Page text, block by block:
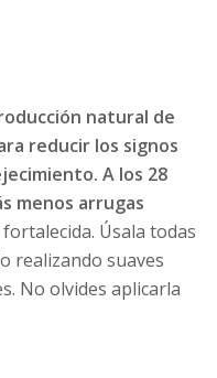
natural de
reducir los signos
A los 28
menos arrugas
Úsala todas
realizando suaves
No olvides aplicarla